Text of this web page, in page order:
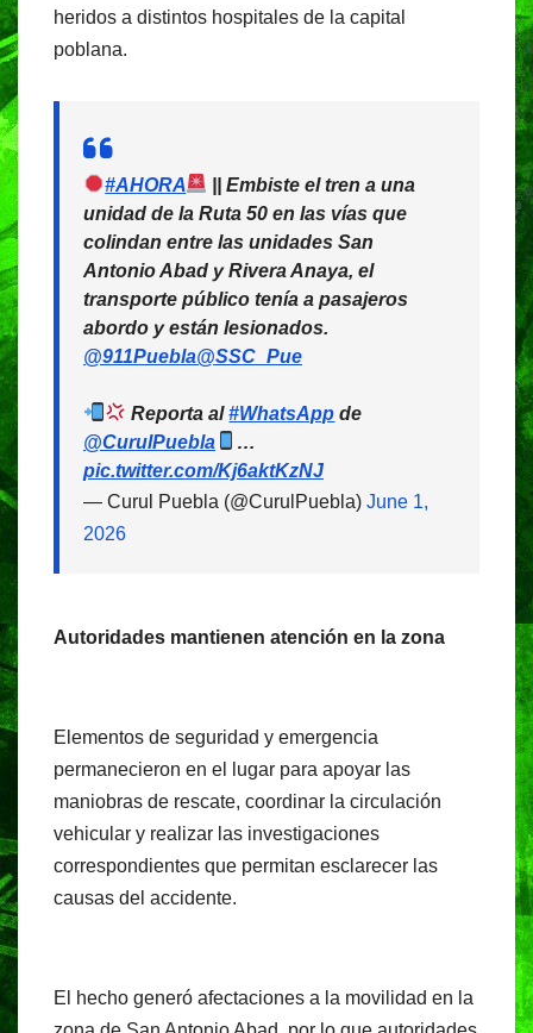
heridos a distintos hospitales de la capital
poblana.
#AHORA
|| Embiste el tren a una
unidad de la Ruta 50 en las vías que
colindan entre las unidades San
Antonio Abad y Rivera Anaya, el
transporte público tenía a pasajeros
abordo y están lesionados.
@911Puebla@SSC_Pue
Reporta al#WhatsApp de
@CurulPuebla
…
pic.twitter.com/Kj6aktKzNJ
— Curul Puebla (@CurulPuebla) June 1,
2026
Autoridades mantienen atención en la zona
Elementos de seguridad y emergencia
permanecieron en el lugar para apoyar las
maniobras de rescate, coordinar la circulación
vehicular y realizar las investigaciones
correspondientes que permitan esclarecer las
causas del accidente.
El hecho generó afectaciones a la movilidad en la